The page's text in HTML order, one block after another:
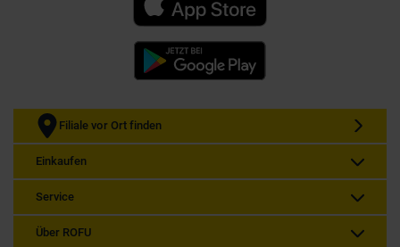
Filiale vor Ort finden
Einkaufen
Service
Über ROFU